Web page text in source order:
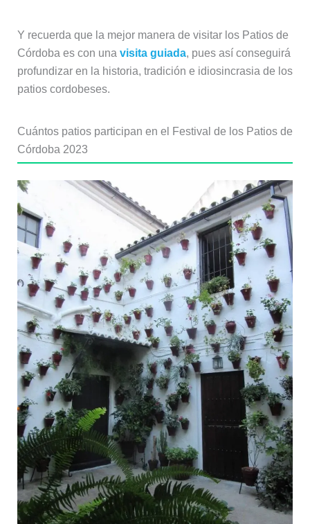
Y recuerda que la mejor manera de visitar los Patios de
Córdoba es con una visita guiada, pues así conseguirá
profundizar en la historia, tradición e idiosincrasia de los
patios cordobeses.
Cuántos patios participan en el Festival de los Patios de
Córdoba 2023